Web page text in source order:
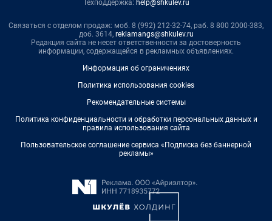
Техподдержка: help@shkulev.ru
Связаться с отделом продаж: моб. 8 (992) 212-32-74, раб. 8 800 2000-383,
доб. 3614, reklamangs@shkulev.ru
Редакция сайта не несет ответственности за достоверность
информации, содержащейся в рекламных объявлениях.
Информация об ограничениях
Политика использования cookies
Рекомендательные системы
Политика конфиденциальности и обработки персональных данных и
правила использования сайта
Пользовательское соглашение сервиса «Подписка без баннерной
рекламы»